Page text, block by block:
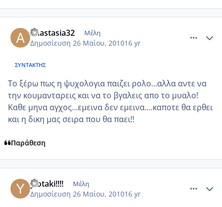
anastasia32 Μέλη
Δημοσίευση 26 Μαίου, 201016 yr
ΣΥΝΤΆΚΤΗΣ
Το ξέρω πως η ψυχολογια παιζει ρολο...αλλα αντε να
την κουμανταρεις και να το βγαλεις απο το μυαλο!
Καθε μηνα αγχος...εμεινα δεν εμεινα....καποτε θα ερθει
και η δικη μας σειρα που θα παει!!
Παράθεση
yiotaki!!!! Μέλη
Δημοσίευση 26 Μαίου, 201016 yr